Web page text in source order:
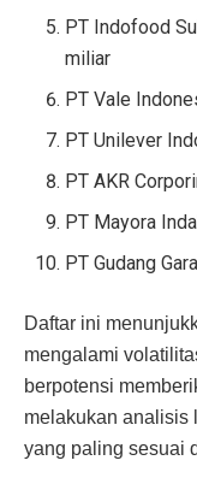
PT Indofood
miliar
PT Vale
PT Unilever
PT AKR
PT Mayora
PT Gudang
Daftar ini
mengalami
berpotensi
melakukan analisis
yang paling sesuai